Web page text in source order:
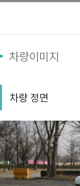
차량이미지